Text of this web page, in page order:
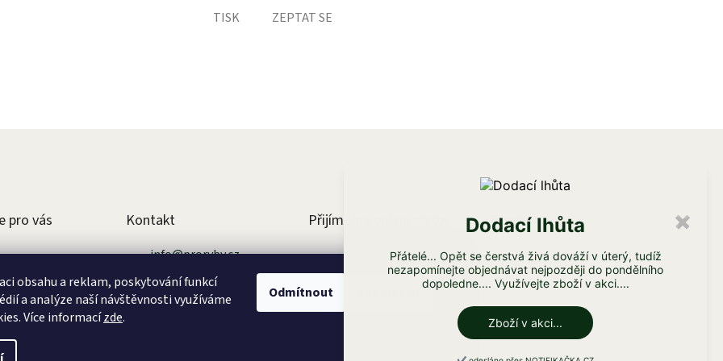
obsahu a reklam, poskytování funkcí
a analýze naší návštěvnosti využíváme
Více informacízde.
Odmítnout
TISK ZEPTAT SE
pro vás
údajů
Kontakt
info@proryby.cz
+420 731 170 071
Přijímáme online platby Facebook
Dodací lhůta ✖
Přátelé... Opět se čerstvá živá dováží v úterý, tudíž
nezapomínejte objednávat nejpozději do pondělního
dopoledne.... Využívejte zboží v akci....
Zboží v akci...